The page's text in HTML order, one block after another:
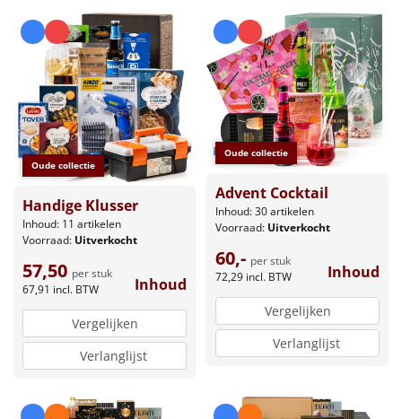
Oude collectie
Handige Klusser
Inhoud: 11 artikelen
Voorraad: Uitverkocht
57,50 per stuk
67,91 incl. BTW Inhoud
Vergelijken
Verlanglijst
Oude collectie
Advent Cocktail
Inhoud: 30 artikelen
Voorraad: Uitverkocht
60,- per stuk
72,29 incl. BTW Inhoud
Vergelijken
Verlanglijst